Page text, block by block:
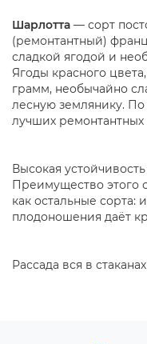
Шарлотта — сорт
(ремонтантный)
сладкой ягодой и
Ягоды красного
грамм, необычайно
лесную землянику.
лучших ремонтантных
Высокая
Преимущество этого
как остальные сорта:
плодоношения даёт
Рассада вся в